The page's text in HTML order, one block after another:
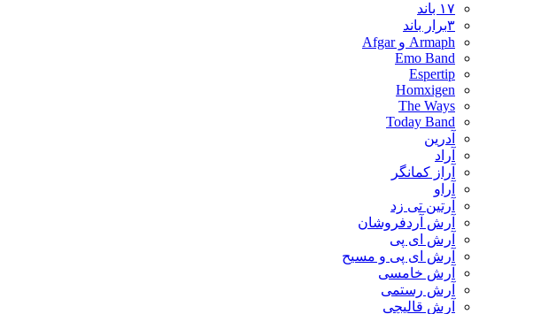
۱۷ باند
۳برار باند
Armaph و Afgar
Emo Band
Espertip
Homxigen
The Ways
Today Band
آدرین
آراد
آراز کمانگر
آراو
آرتین تی زد
آرش آردفروشان
آرش ای پی
آرش ای پی و مسیح
آرش خامسی
آرش رستمی
آرش قالیچی